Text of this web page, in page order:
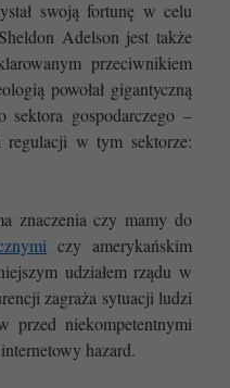
swoją fortunę w celu
Adelson jest także
przeciwnikiem
powołał gigantyczną
sektora gospodarczego –
regulacji w tym sektorze:
znaczenia czy mamy do
czy amerykańskim
udziałem rządu w
zagraża sytuacji ludzi
przed niekompetentnymi
hazard.